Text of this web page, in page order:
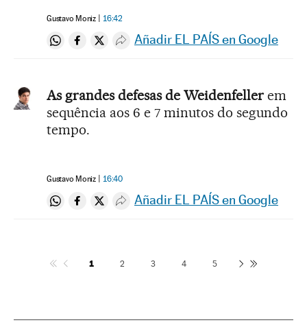
Gustavo Moniz 16:42
Compartir en Whatsapp
Compartir en Facebook
Compartir en Twitter
Desplegar Redes Sociales
Añadir EL PAÍS en Google
As grandes defesas de Weidenfellerem
sequência aos 6 e 7 minutos do segundo
tempo.
Gustavo Moniz 16:40
Compartir en Whatsapp
Compartir en Facebook
Compartir en Twitter
Desplegar Redes Sociales
Añadir EL PAÍS en Google
1 2 3 4 5